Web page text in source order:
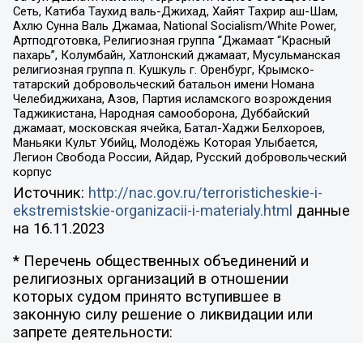
Сеть, Катиба Таухид валь-Джихад, Хайят Тахрир аш-Шам,
Ахлю Сунна Валь Джамаа, National Socialism/White Power,
Артподготовка, Религиозная группа “Джамаат “Красный
пахарь”, Колумбайн, Хатлонский джамаат, Мусульманская
религиозная группа п. Кушкуль г. Оренбург, Крымско-
татарский добровольческий батальон имени Номана
Челебиджихана, Азов, Партия исламского возрождения
Таджикистана, Народная самооборона, Дуббайский
джамаат, московская ячейка, Батал-Хаджи Белхороев,
Маньяки Культ Убийц, Молодёжь Которая Улыбается,
Легион Свобода России, Айдар, Русский добровольческий
корпус
Источник: http://nac.gov.ru/terroristicheskie-i-
ekstremistskie-organizacii-i-materialy.html данные
на 16.11.2023
* Перечень общественных объединений и
религиозных организаций в отношении
которых судом принято вступившее в
законную силу решение о ликвидации или
запрете деятельности: